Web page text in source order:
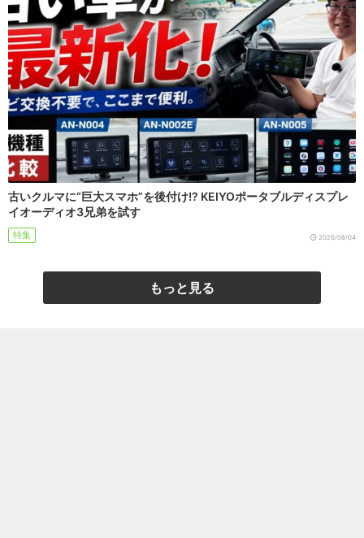
古いクルマに“巨大スマホ”を後付け!? KEIYOポータブルディスプレ
イオーディオ3兄弟を試す
特集 2026/08/04
もっと見る